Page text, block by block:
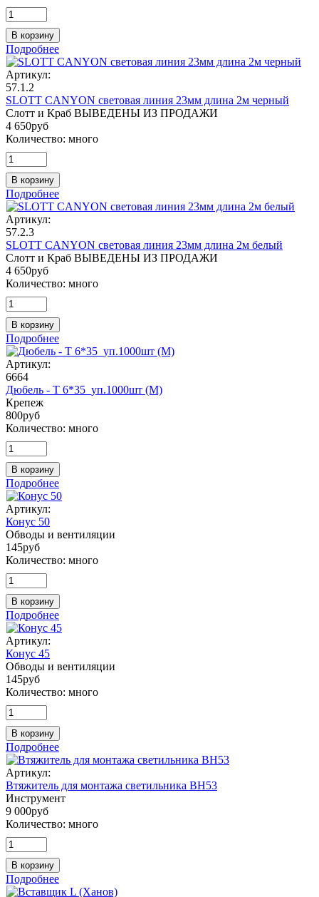
В корзину
Подробнее
Артикул:
57.1.2
SLOTT CANYON световая линия 23мм длина 2м черный
Слотт и Краб ВЫВЕДЕНЫ ИЗ ПРОДАЖИ
4 650руб
Количество: много
В корзину
Подробнее
Артикул:
57.2.3
SLOTT CANYON световая линия 23мм длина 2м белый
Слотт и Краб ВЫВЕДЕНЫ ИЗ ПРОДАЖИ
4 650руб
Количество: много
В корзину
Подробнее
Артикул:
6664
Дюбель - Т 6*35_уп.1000шт (М)
Крепеж
800руб
Количество: много
В корзину
Подробнее
Артикул:
Конус 50
Обводы и вентиляции
145руб
Количество: много
В корзину
Подробнее
Артикул:
Конус 45
Обводы и вентиляции
145руб
Количество: много
В корзину
Подробнее
Артикул:
Втяжитель для монтажа светильника BH53
Инструмент
9 000руб
Количество: много
В корзину
Подробнее